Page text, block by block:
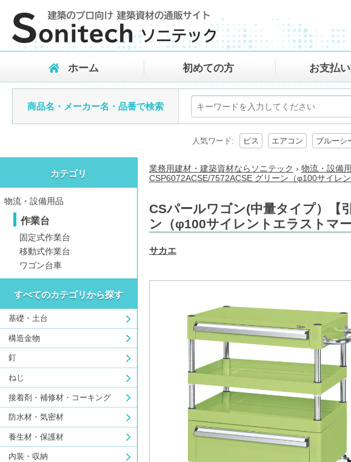
ホーム 初めての方 お支払
商品名・メーカー名・品番で検索
人気ワード: ビス エアコン ブルーシ
カテゴリ
物流・設備用品
作業台
固定式作業台
移動式作業台
ワゴン台車
すべてのカテゴリから探す
基礎・土台
構造金物
釘
ねじ
接着剤・補修材・コーキング
防水材・気密材
養生材・保護材
内装・収納
業務用建材・建築資材ならソニテック › 物流・設備
CSP6072ACSE/7572ACSE グリーン（φ100サイレン
CSパールワゴン(中量タイプ）【
ン（φ100サイレントエラストマ
サカエ